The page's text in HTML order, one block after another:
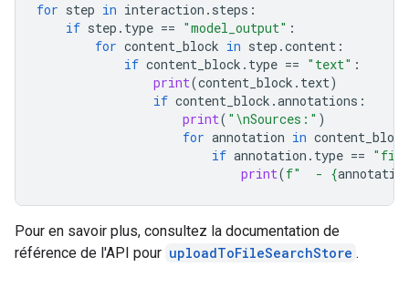
for step in interaction . steps :
if step . type == "model_output" :
for content_block in step .content :
if content_block . type == "text" :
print(content_block . text)
if content_block .annotations :
print( " \nSources:" )
for annotation in content_block
if annotation . type ==
print(f"  - {
Pour en savoir plus, consultez la documentation de
référence de l'API pour uploadToFileSearchStore .